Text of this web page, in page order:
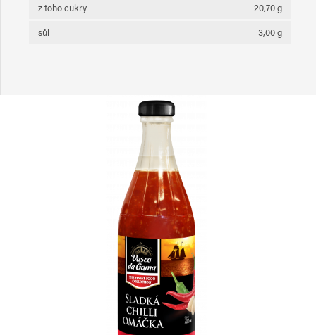
z toho cukry
20,70 g
sůl
3,00 g